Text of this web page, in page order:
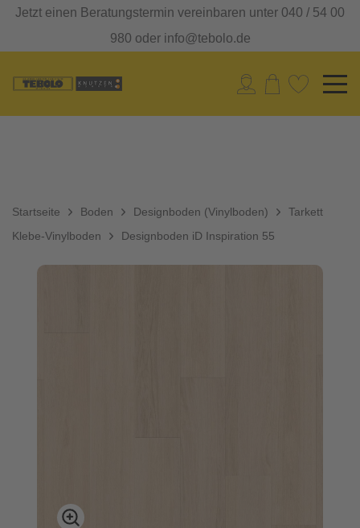
Jetzt einen Beratungstermin vereinbaren unter 040 / 54 00
980 oder info@tebolo.de
Startseite Boden
Designboden (Vinylboden)
Klebe-Vinylboden
Tarkett
Designboden iD Inspiration 55